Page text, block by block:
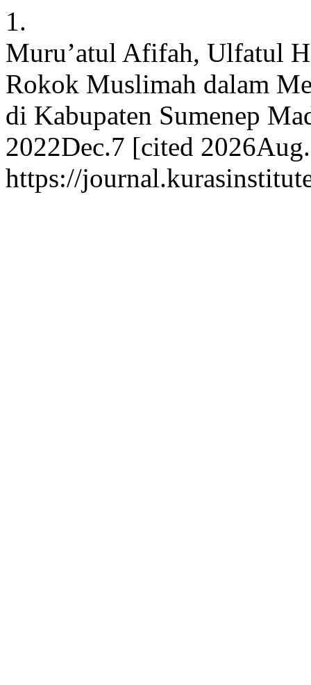
1.
Muru’atul Afifah, Ulfatul
Rokok Muslimah dalam
di Kabupaten Sumenep
2022Dec.7 [cited
https://